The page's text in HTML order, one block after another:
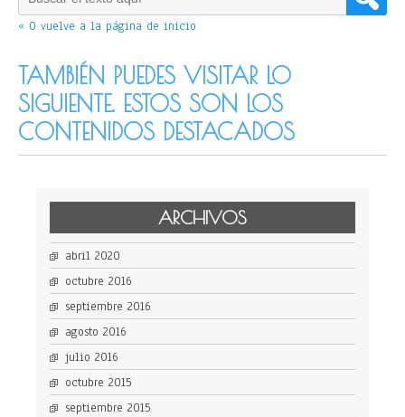
« O vuelve a la página de inicio
TAMBIÉN PUEDES VISITAR LO
SIGUIENTE. ESTOS SON LOS
CONTENIDOS DESTACADOS
ARCHIVOS
abril 2020
octubre 2016
septiembre 2016
agosto 2016
julio 2016
octubre 2015
septiembre 2015